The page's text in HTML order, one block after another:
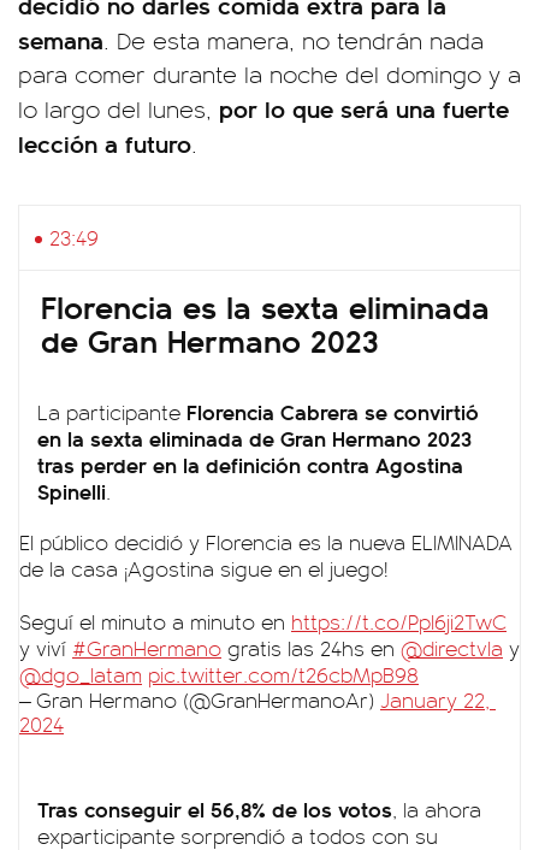
semana. De esta manera, no tendrán nada
para comer durante la noche del domingo y a
lo largo del lunes, por lo que será una fuerte
lección a futuro.
23:49
Florencia es la sexta eliminada
de Gran Hermano 2023
La participante Florencia Cabrera se convirtió
en la sexta eliminada de Gran Hermano 2023
tras perder en la definición contra Agostina
Spinelli.
El público decidió y Florencia es la nueva ELIMINADA
de la casa ¡Agostina sigue en el juego!
Seguí el minuto a minuto en https://t.co/Ppl6ji2TwC
y viví #GranHermano gratis las 24hs en @directvla
@dgo_latam pic.twitter.com/t26cbMpB98
— Gran Hermano (@GranHermanoAr) January 22,
2024
Tras conseguir el 56,8% de los votos, la ahora
exparticipante sorprendió a todos con su